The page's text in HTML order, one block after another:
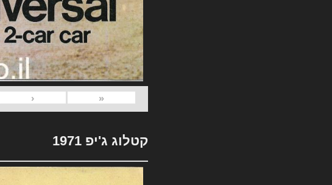
«
‹
קטלוג ג'יפ 1971